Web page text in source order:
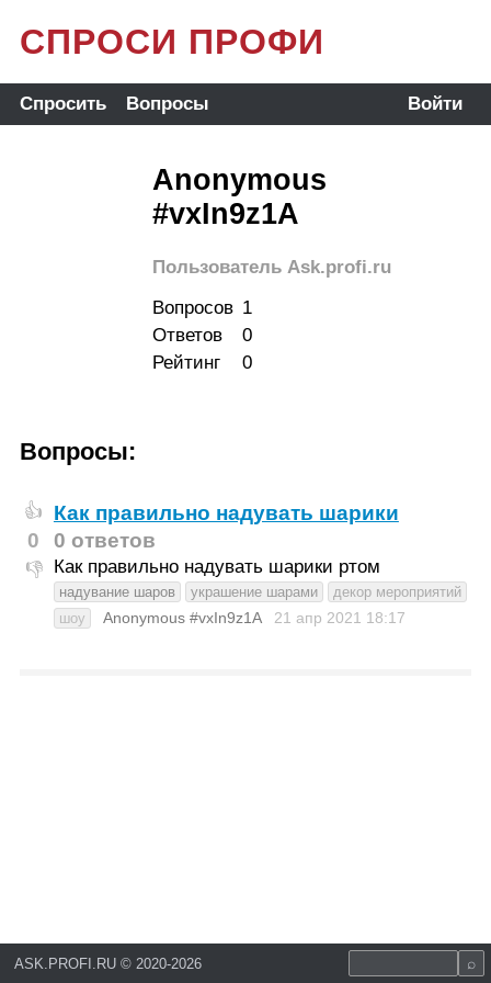
СПРОСИ ПРОФИ
Спросить Вопросы Войти
Anonymous
#vxIn9z1A
Пользователь Ask.profi.ru
Вопросов 1
Ответов
0
Рейтинг
0
Вопросы:
👍
0
👎
Как правильно надувать шарики
0 ответов
Как правильно надувать шарики ртом
надувание шаров украшение шарами
декор мероприятий
шоу
Anonymous #vxIn9z1A 21 апр 2021 18:17
ASK.PROFI.RU © 2020-2026